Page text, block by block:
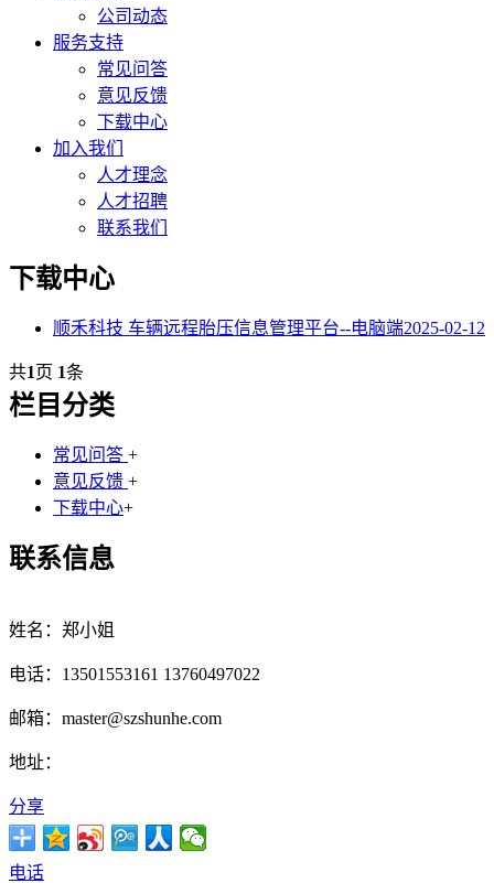
公司动态
服务支持
常见问答
意见反馈
下载中心
加入我们
人才理念
人才招聘
联系我们
下载中心
顺禾科技 车辆远程胎压信息管理平台--电脑端2025-02-12
共1页 1条
栏目分类
常见问答 +
意见反馈 +
下载中心+
联系信息
姓名：郑小姐
电话：13501553161 13760497022
邮箱：master@szshunhe.com
地址：
分享
电话